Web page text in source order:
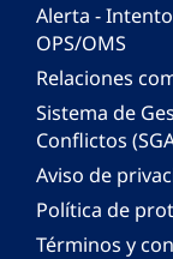
Alerta -
OPS/OMS
Relaciones
Sistema de
Conflictos
Aviso de
Política de
Términos y